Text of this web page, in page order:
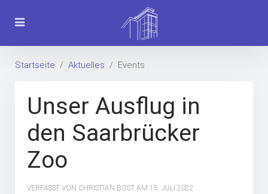
Startseite Aktuelles Events
Unser Ausflug in
den Saarbrücker
Zoo
VERFASST VON CHRISTIAN BOST AM 15. JULI 2022.